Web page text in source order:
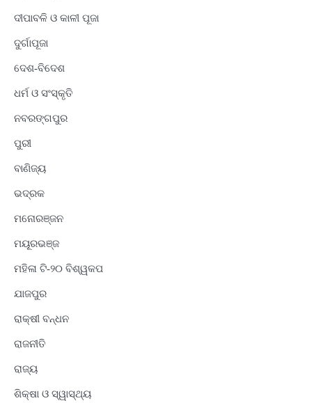
ଦୀପାବଳି ଓ କାଳୀ ପୂଜା
ଦୁର୍ଗାପୂଜା
ଦେଶ-ବିଦେଶ
ଧର୍ମ ଓ ସଂସ୍କୃତି
ନବରଙ୍ଗପୁର
ପୁରୀ
ବାଣିଜ୍ୟ
ଭଦ୍ରକ
ମନୋରଞ୍ଜନ
ମୟୂରଭଞ୍ଜ
ମହିଳା ଟି-୨୦ ବିଶ୍ୱକପ
ଯାଜପୁର
ରାକ୍ଷୀ ବନ୍ଧନ
ରାଜନୀତି
ରାଜ୍ୟ
ଶିକ୍ଷା ଓ ସ୍ୱାସ୍ଥ୍ୟ